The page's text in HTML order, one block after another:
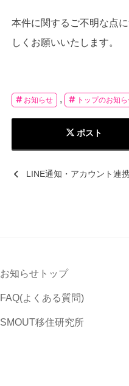
本件に関するご不明な点に
しくお願いいたします。
お知らせ , トップのお知
ポスト
LINE通知・アカウント連
お知らせトップ
FAQ(よくある質問)
SMOUT移住研究所